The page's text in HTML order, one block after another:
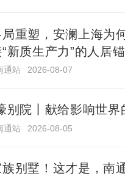
局重塑，安澜上海为
新质生产力”的人居
通站 2026-08-07
别院丨献给影响世界
通站 2026-08-05
别墅！这才是，南